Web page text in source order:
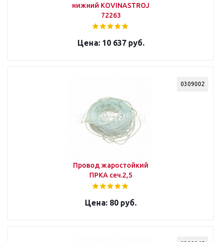
нижний KOVINASTROJ
72263
10 637 руб.
0309002
Провод жаростойкий
ПРКА сеч.2,5
80 руб.